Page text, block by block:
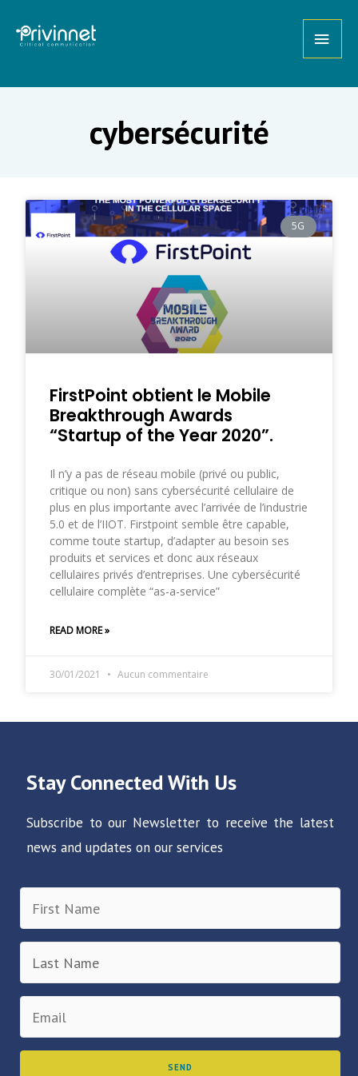
cybersécurité
5G
FirstPoint obtient le Mobile
Breakthrough Awards
“Startup of the Year 2020”.
Il n’y a pas de réseau mobile (privé ou public,
critique ou non) sans cybersécurité cellulaire de
plus en plus importante avec l’arrivée de l’industrie
5.0 et de l’IIOT. Firstpoint semble être capable,
comme toute startup, d’adapter au besoin ses
produits et services et donc aux réseaux
cellulaires privés d’entreprises. Une cybersécurité
cellulaire complète “as-a-service”
READ MORE »
30/01/2021 Aucun commentaire
Stay Connected With Us
Subscribe to our Newsletter to receive the latest
news and updates on our services